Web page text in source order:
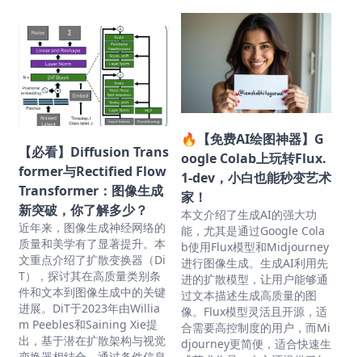
【必看】Diffusion Trans
former与Rectified Flow
Transformer：图像生成
新突破，你了解多少？
近年来，图像生成神经网络的
质量和美学有了显著提升。本
文重点介绍了扩散变换器（Di
T），探讨其在高质量类别条
件和文本到图像生成中的关键
进展。DiT于2023年由Willia
m Peebles和Saining Xie提
出，基于潜在扩散架构与视觉
🔥【免费AI绘图神器】G
oogle Colab上玩转Flux.
1-dev，小白也能秒变艺术
家！
本文介绍了生成AI的强大功
能，尤其是通过Google Cola
b使用Flux模型和Midjourney
进行图像生成。生成AI利用先
进的扩散模型，让用户能够通
过文本描述生成高质量的图
像。Flux模型灵活且开源，适
合需要高控制度的用户，而Mi
djourney更简便，适合快速生